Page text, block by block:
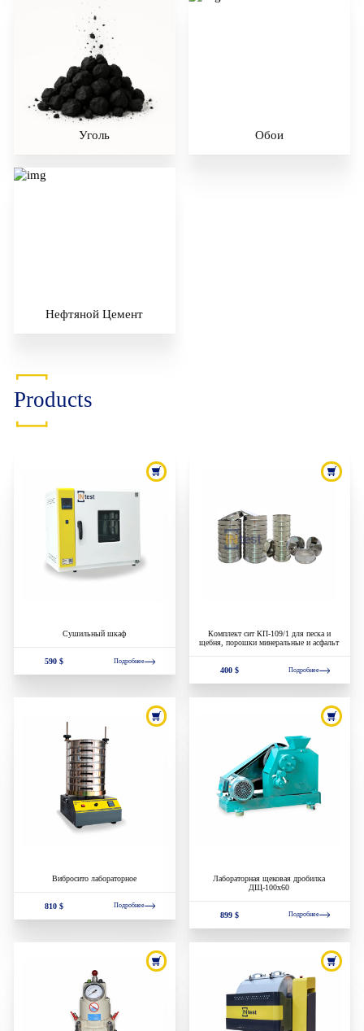
Уголь Обои
Нефтяной Цемент
Products
Сушильный шкаф
590 $ Подробнее
Комплект сит КП-109/1 для песка и
щебня, порошки минеральные и асфальт
400 $ Подробнее
Вибросито лабораторное
810 $ Подробнее
Лабораторная щековая дробилка
ДЩ-100х60
899 $ Подробнее